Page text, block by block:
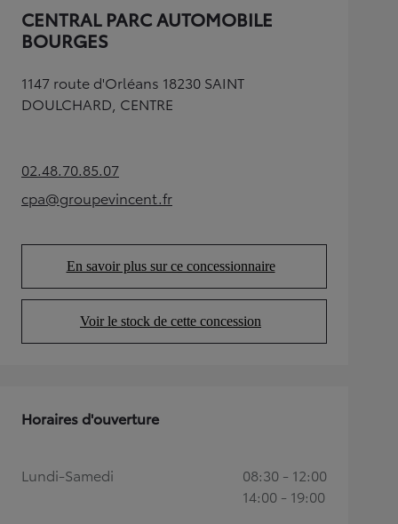
CENTRAL PARC AUTOMOBILE
BOURGES
1147 route d'Orléans 18230 SAINT
DOULCHARD, CENTRE
02.48.70.85.07(Opens in new tab)
cpa@groupevincent.fr
(Opens in new tab)
En savoir plus sur ce concessionnaire
(Opens in new tab)
Voir le stock de cette concession
(Opens in new tab)
Horaires d'ouverture
Lundi-Samedi
08:30 - 12:00
14:00 - 19:00